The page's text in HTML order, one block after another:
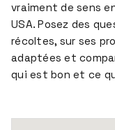
vraiment de sens
USA. Posez des
récoltes, sur ses
adaptées et
qui est bon et ce